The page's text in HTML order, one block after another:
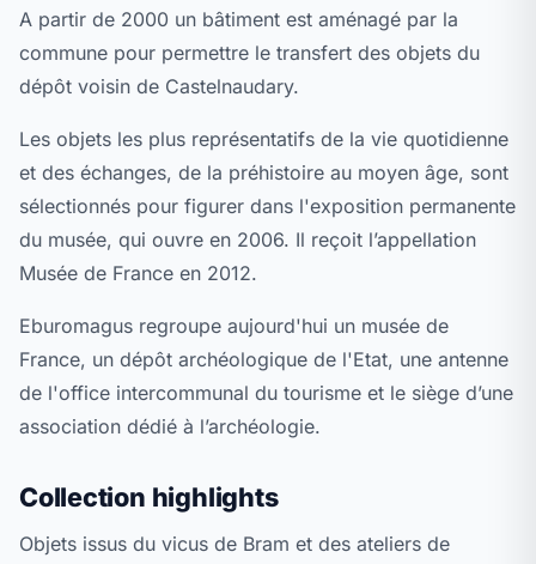
A partir de 2000 un bâtiment est aménagé par la
commune pour permettre le transfert des objets du
dépôt voisin de Castelnaudary.
Les objets les plus représentatifs de la vie quotidienne
et des échanges, de la préhistoire au moyen âge, sont
sélectionnés pour figurer dans l'exposition permanente
du musée, qui ouvre en 2006. Il reçoit l’appellation
Musée de France en 2012.
Eburomagus regroupe aujourd'hui un musée de
France, un dépôt archéologique de l'Etat, une antenne
de l'office intercommunal du tourisme et le siège d’une
association dédié à l’archéologie.
Collection highlights
Objets issus du vicus de Bram et des ateliers de